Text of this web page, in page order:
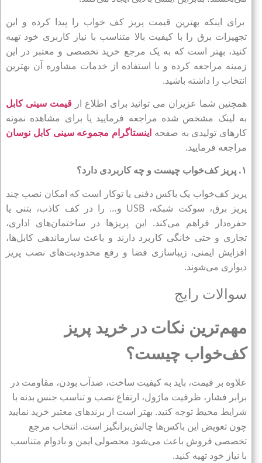
برای اینکه بهترین قیمت پریز کف خواب را پیدا کرده و این
تجهیزات برق را با کیفیت بالا متناسب با نیاز کاربری خود تهیه
کنید، بهتر است که به یک مرجع خرید تخصصی و معتبر در این
زمینه مراجعه کرده و با استفاده از خدمات مشاوره آن بهترین
انتخاب را داشته باشید.
همچنین شما عزیزان می توانید برای اطلاع از قیمت سینی کابل
به لینک مشخص شده مراجعه فرمایید یا برای مشاهده نمونه
کارهای تولیدی به صفحه اینستاگرام مجموعه سینی کابل نوسان
مراجعه فرمایید.
۱. پریز کف‌خواب چیست و چه کاربردی دارد؟
پریز کف‌خواب یک باکس دفنی یا توکار است که امکان نصب چند
پریز برق، سوکت شبکه، USB و… را در کف کاذب، بتنی یا
حفره‌دار فراهم می‌کند. این پریزها در ساختمان‌های اداری،
تجاری و حتی خانگی کاربرد دارند و باعث سازماندهی کابل‌ها،
افزایش ایمنی، زیباسازی فضا و رفع محدودیت‌های نصب پریز
دیواری می‌شوند.
سوالات رایج
مهم‌ترین نکات در خرید پریز
کف‌خواب چیست؟
علاوه بر قیمت، باید به کیفیت ساخت، ضدآب بودن، مقاومت در
برابر فشار، ظرفیت ماژول، ارتفاع نصب و تناسب جنس بدنه با
شرایط محیط توجه کنید. بهتر است از برندهای معتبر خرید نمایید
چون تعویض این باکس‌ها چالش‌برانگیز است. انتخاب مرجع
تخصصی فروش باعث می‌شود محصولی ایمن و بادوام متناسب
با نیاز خود تهیه کنید.